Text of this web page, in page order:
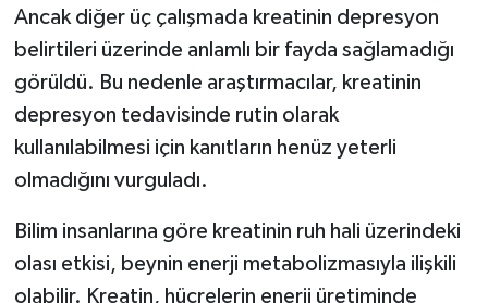
Ancak diğer üç çalışmada kreatinin depresyon
belirtileri üzerinde anlamlı bir fayda sağlamadığı
görüldü. Bu nedenle araştırmacılar, kreatinin
depresyon tedavisinde rutin olarak
kullanılabilmesi için kanıtların henüz yeterli
olmadığını vurguladı.
Bilim insanlarına göre kreatinin ruh hali üzerindeki
olası etkisi, beynin enerji metabolizmasıyla ilişkili
olabilir. Kreatin, hücrelerin enerji üretiminde